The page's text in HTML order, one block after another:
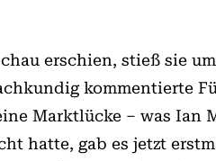
erschien, stieß sie
kommentierte
Marktlücke – was Ian
hatte, gab es jetzt